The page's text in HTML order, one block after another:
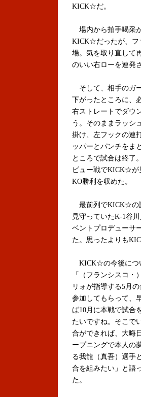
KICK☆だ。
場内から拍手喝采
KICK☆だったが、フ
場。気を取り直して
のいい右ローを連発
そして、相手のガ
下がったところに、
右ストレートでダウ
う。そのままラッシ
掛け、左フックの連
ッパーとパンチをま
ところで試合は終了
ビュー戦でKICK☆が
KO勝利を収めた。
最前列でKICK☆の
見守っていたK-1谷
ベントプロデューサ
た。思ったよりも
KICK☆の今後につ
「（フランシスコ・
リォが指導する5月
参加してもらって、
ば10月に本戦で試合
たいですね。そこで
合ができれば、大晦
ープニングで本人の
る我龍（真吾）選手
合を組みたい」と語
た。